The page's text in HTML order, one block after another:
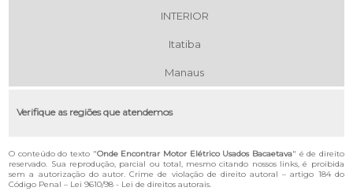
INTERIOR
Itatiba
Manaus
Verifique as regiões que atendemos
O conteúdo do texto "Onde Encontrar Motor Elétrico Usados Bacaetava" é de direito
reservado. Sua reprodução, parcial ou total, mesmo citando nossos links, é proibida
sem a autorização do autor. Crime de violação de direito autoral – artigo 184 do
Código Penal – Lei 9610/98 - Lei de direitos autorais.